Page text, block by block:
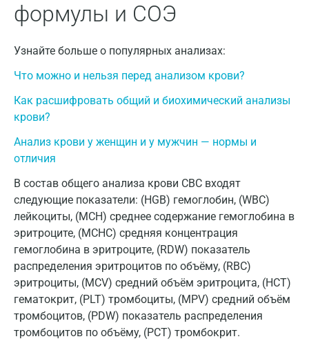
формулы и СОЭ
Узнайте больше о популярных анализах:
Что можно и нельзя перед анализом крови?
Как расшифровать общий и биохимический анализы
крови?
Анализ крови у женщин и у мужчин — нормы и
отличия
В состав общего анализа крови CBC входят
следующие показатели: (HGB) гемоглобин, (WBC)
лейкоциты, (MCH) среднее содержание гемоглобина в
эритроците, (MCHC) средняя концентрация
гемоглобина в эритроците, (RDW) показатель
распределения эритроцитов по объёму, (RBC)
эритроциты, (MCV) средний объём эритроцита, (HCT)
гематокрит, (PLT) тромбоциты, (MPV) средний объём
тромбоцитов, (PDW) показатель распределения
тромбоцитов по объёму, (PCT) тромбокрит.
Обнинск
Оренбург
Орехово-Зуево
Пенза
Пермь
Петрозаводск
Подольск
Псков
Пушкин